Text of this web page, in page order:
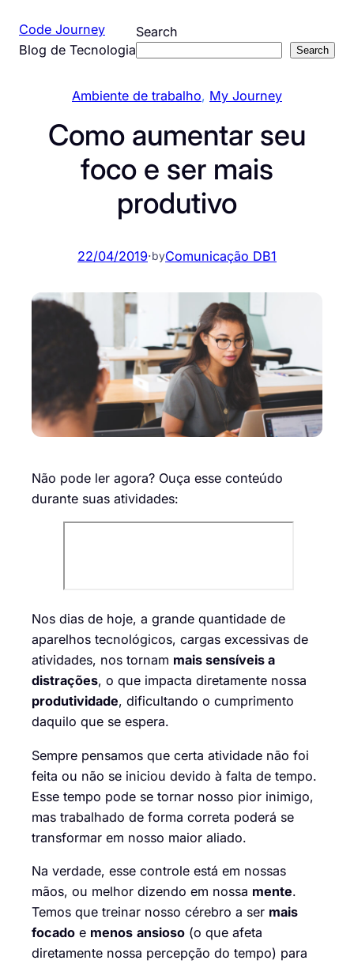
para
Code Journey
Blog de Tecnologia
Search
Search
Ambiente de trabalho, My Journey
Como aumentar seu
foco e ser mais
produtivo
22/04/2019·byComunicação DB1
Não pode ler agora? Ouça esse conteúdo
durante suas atividades:
Nos dias de hoje, a grande quantidade de
aparelhos tecnológicos, cargas excessivas de
atividades, nos tornam mais sensíveis a
distrações, o que impacta diretamente nossa
produtividade, dificultando o cumprimento
daquilo que se espera.
Sempre pensamos que certa atividade não foi
feita ou não se iniciou devido à falta de tempo.
Esse tempo pode se tornar nosso pior inimigo,
mas trabalhado de forma correta poderá se
transformar em nosso maior aliado.
Na verdade, esse controle está em nossas
mãos, ou melhor dizendo em nossa mente.
Temos que treinar nosso cérebro a ser mais
focado e menos ansioso (o que afeta
diretamente nossa percepção do tempo) para